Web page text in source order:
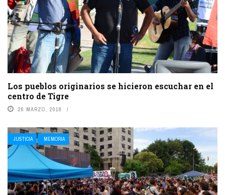
Los pueblos originarios se hicieron escuchar en el
centro de Tigre
26 MARZO, 2018
JUSTICIA MEMORIA